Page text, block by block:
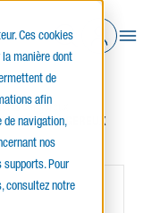
Ces cookies
manière dont
de
afin
de navigation,
nos
Pour
consultez notre
dangereux
DANGEREUX